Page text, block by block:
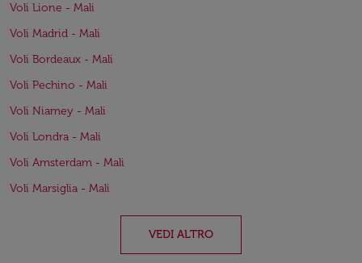
Voli Lione - Mali
Voli Madrid - Mali
Voli Bordeaux - Mali
Voli Pechino - Mali
Voli Niamey - Mali
Voli Londra - Mali
Voli Amsterdam - Mali
Voli Marsiglia - Mali
VEDI ALTRO